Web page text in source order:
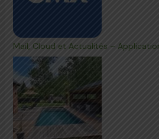
Mail, Cloud et Actualités –